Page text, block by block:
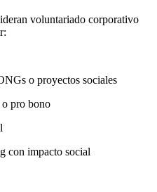
voluntariado corporativo
o proyectos sociales
pro bono
con impacto social